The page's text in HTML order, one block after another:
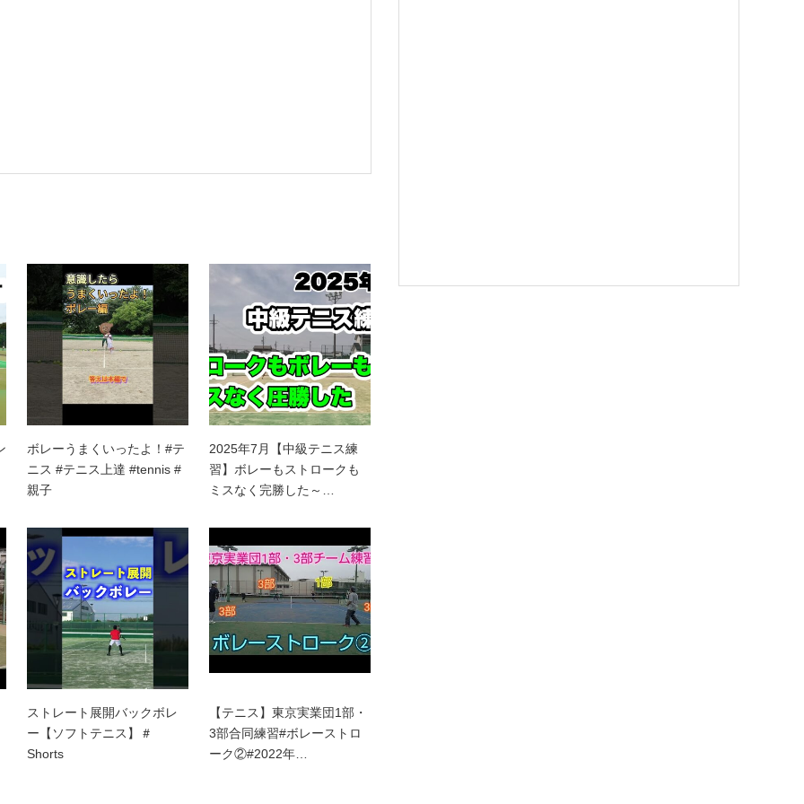
ボレーうまくいったよ！#テ
ニス #テニス上達 #tennis #
親子
2025年7月【中級テニス練
習】ボレーもストロークも
ミスなく完勝した～…
ストレート展開バックボレ
ー【ソフトテニス】＃
Shorts
【テニス】東京実業団1部・
3部合同練習#ボレーストロ
ーク②#2022年…